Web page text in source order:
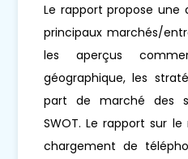
Le rapport propose une
principaux marchés/
les aperçus
géographique, les
part de marché des
SWOT. Le rapport sur
chargement de